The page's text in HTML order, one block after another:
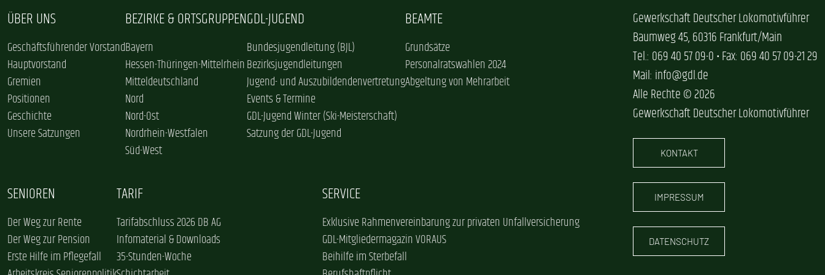
ÜBER UNS
Geschäftsführender Vorstand
Hauptvorstand
Gremien
Positionen
Geschichte
Unsere Satzungen
BEZIRKE & ORTSGRUPPEN
Bayern
Hessen-Thüringen-Mittelrhein
Mitteldeutschland
Nord
Nord-Ost
Nordrhein-Westfalen
Süd-West
GDL-JUGEND
Bundesjugendleitung (BJL)
Bezirksjugendleitungen
Jugend- und Auszubildendenvertretung
Events & Termine
GDL-Jugend Winter (Ski-Meisterschaft)
Satzung der GDL-Jugend
BEAMTE
Grundsätze
Personalratswahlen 2024
Abgeltung von Mehrarbeit
SENIOREN
Der Weg zur Rente
Der Weg zur Pension
Erste Hilfe im Pflegefall
TARIF
Tarifabschluss 2026 DB AG
Infomaterial & Downloads
35-Stunden-Woche
SERVICE
Exklusive Rahmenvereinbarung zur privaten Unfallversicherung
GDL-Mitgliedermagazin VORAUS
Beihilfe im Sterbefall
Gewerkschaft Deutscher Lokomotivführer
Baumweg 45, 60316 Frankfurt/Main
Tel.: 069 40 57 09-0 • Fax: 069 40 57 09-21 29
Mail: info@gdl.de
Alle Rechte © 2026
Gewerkschaft Deutscher Lokomotivführer
KONTAKT
IMPRESSUM
DATENSCHUTZ